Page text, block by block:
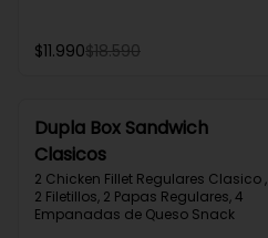
$11.990$18.590
Dupla Box Sandwich
Clasicos
2 Chicken Fillet Regulares Clasico ,
2 Filetillos, 2 Papas Regulares, 4
Empanadas de Queso Snack